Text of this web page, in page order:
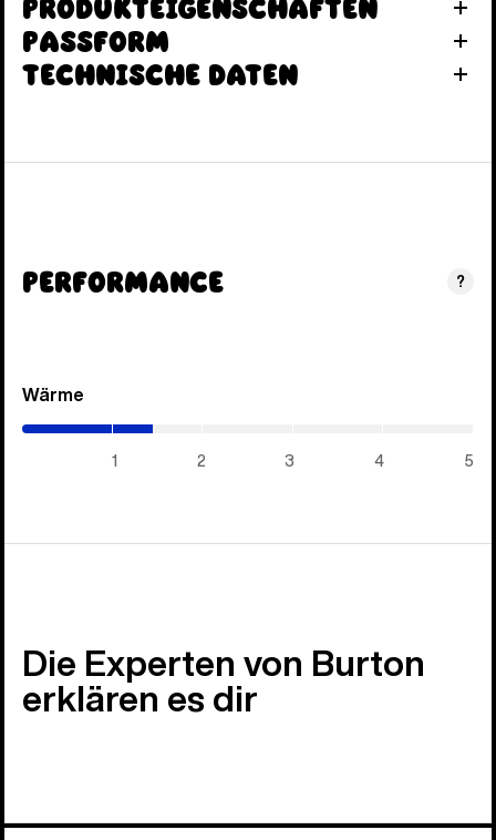
Produkteigenschaften
Passform
Technische Daten
Performance ?
Wärme
1 2 3 4 5
Die Experten von Burton
erklären es dir